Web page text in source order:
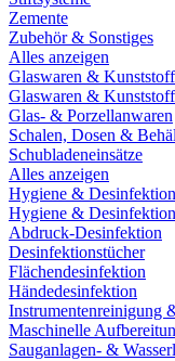
Zemente
Zubehör & Sonstiges
Alles anzeigen
Glaswaren &
Glaswaren &
Glas- & Porzellanwaren
Schalen, Dosen &
Schubladeneinsätze
Alles anzeigen
Hygiene & Desinfektion
Hygiene & Desinfektion
Abdruck-Desinfektion
Desinfektionstücher
Flächendesinfektion
Händedesinfektion
Instrumentenreinigung
Maschinelle
Sauganlagen- &